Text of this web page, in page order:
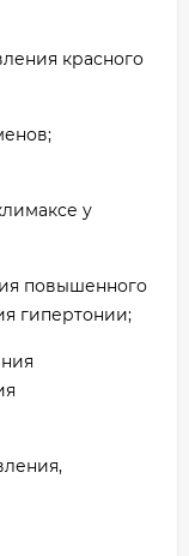
красного
у
повышенного
гипертонии;